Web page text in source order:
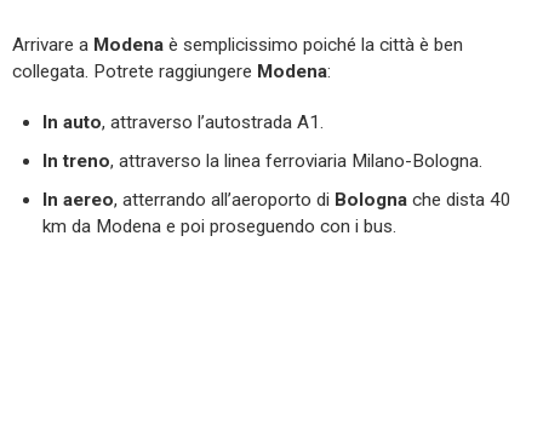
Arrivare a Modena è semplicissimo poiché la città è ben
collegata. Potrete raggiungere Modena:
In auto, attraverso l’autostrada A1.
In treno, attraverso la linea ferroviaria Milano-Bologna.
In aereo, atterrando all’aeroporto di Bologna che dista 40
km da Modena e poi proseguendo con i bus.